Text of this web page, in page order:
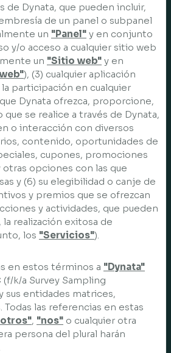
de Dynata, que pueden incluir,
de un panel o subpanel
un "Panel" y en conjunto
y/o acceso a cualquier sitio web
un "Sitio web" y en
), (3) cualquier aplicación
la participación en cualquier
Dynata ofrezca, proporcione,
se realice a través de Dynata,
o interacción con diversos
contenido, oportunidades de
cupones, promociones
otras opciones con las que
y (6) su elegibilidad o canje de
y premios que se ofrezcan
y actividades, que pueden
realización exitosa de
los "Servicios").
en estos términos a "Dynata"
(f/k/a Survey Sampling
sus entidades matrices,
Todas las referencias en estas
, "nos" o cualquier otra
persona del plural harán